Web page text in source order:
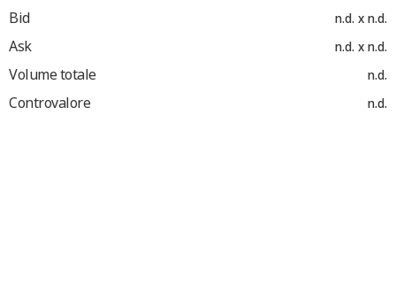
Bid n.d. x n.d.
Ask n.d. x n.d.
Volume totale n.d.
Controvalore n.d.